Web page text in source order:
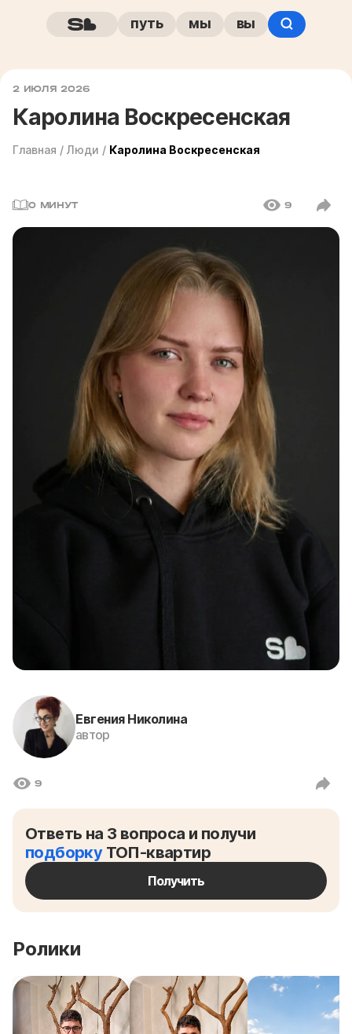
путь мы вы
2 ИЮЛЯ 2026
Каролина Воскресенская
Главная / Люди / Каролина Воскресенская
0 МИНУТ 9
Евгения Николина
автор
9
Ответь на 3 вопроса и получи
подборкуТОП-квартир
Получить
Ролики